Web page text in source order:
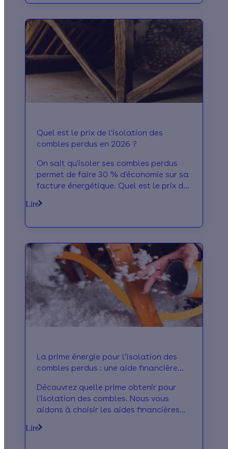
Quel est le prix de l'isolation des
combles perdus en 2026 ?
On sait qu'isoler ses combles perdus
permet de faire 30 % d'économie sur sa
facture énergétique. Quel est le prix de
vous dit tout !
Lire
La prime énergie pour l’isolation des
combles perdus : une aide financière
coûteux
Découvrez quelle prime obtenir pour
l'isolation des combles. Nous vous
aidons à choisir les aides financières
financière.
Lire